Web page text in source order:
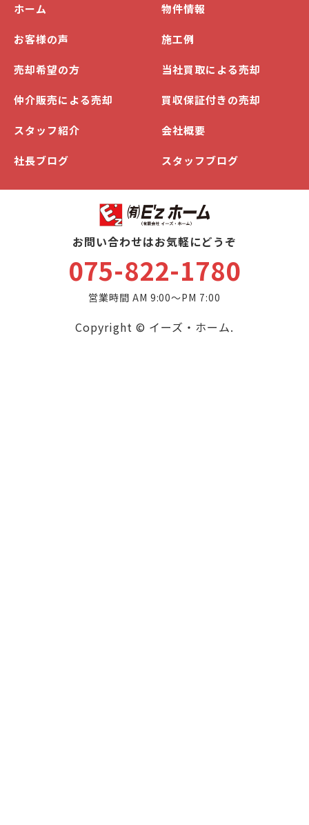
ホーム 物件情報
お客様の声 施工例
売却希望の方 当社買取による売却
仲介販売による売却 買収保証付きの売却
スタッフ紹介 会社概要
社長ブログ スタッフブログ
お問い合わせはお気軽にどうぞ
075-822-1780
営業時間 AM 9:00～PM 7:00
Copyright © イーズ・ホーム.